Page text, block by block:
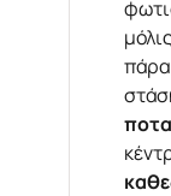
πάρα